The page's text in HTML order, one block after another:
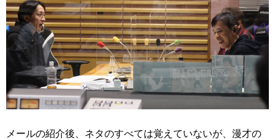
メールの紹介後、ネタのすべては覚えていないが、漫才の